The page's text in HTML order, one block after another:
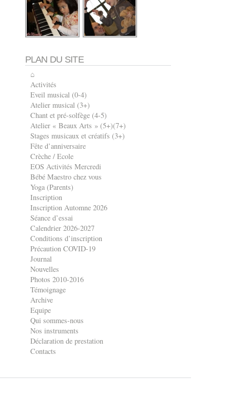
PLAN DU SITE
⌂
Activités
Eveil musical (0-4)
Atelier musical (3+)
Chant et pré-solfège (4-5)
Atelier « Beaux Arts » (5+)(7+)
Stages musicaux et créatifs (3+)
Fête d’anniversaire
Crèche / Ecole
EOS Activités Mercredi
Bébé Maestro chez vous
Yoga (Parents)
Inscription
Inscription Automne 2026
Séance d’essai
Calendrier 2026-2027
Conditions d’inscription
Précaution COVID-19
Journal
Nouvelles
Photos 2010-2016
Témoignage
Archive
Equipe
Qui sommes-nous
Nos instruments
Déclaration de prestation
Contacts